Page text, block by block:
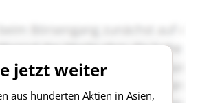
jetzt weiter
aus hunderten Aktien in Asien,